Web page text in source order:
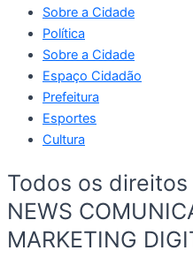
Sobre a Cidade
Política
Sobre a Cidade
Espaço Cidadão
Prefeitura
Esportes
Cultura
Todos os direitos
NEWS
MARKETING